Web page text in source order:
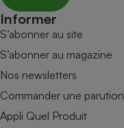
Informer
S’abonner au site
S’abonner au magazine
Nos newsletters
Commander une parution
Appli Quel Produit